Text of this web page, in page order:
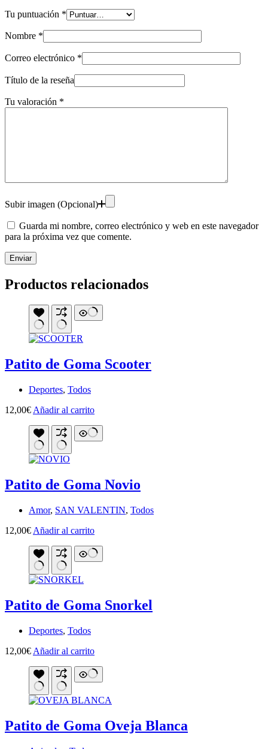
Tu puntuación *
Nombre *
Correo electrónico *
Título de la reseña
Tu valoración *
Subir imagen (Opcional)
Guarda mi nombre, correo electrónico y web en este navegador
para la próxima vez que comente.
Enviar
Productos relacionados
Patito de Goma Scooter
Deportes, Todos
12,00€ Añadir al carrito
Patito de Goma Novio
Amor, SAN VALENTIN, Todos
12,00€ Añadir al carrito
Patito de Goma Snorkel
Deportes, Todos
12,00€ Añadir al carrito
Patito de Goma Oveja Blanca